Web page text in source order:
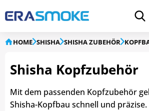
HOME SHISHA SHISHA ZUBEHÖR
Shisha Kopfzubehör
Mit dem passenden Kopfzubehör
Shisha-Kopfbau schnell und